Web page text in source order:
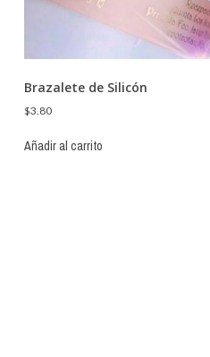
Brazalete de Silicón
$3.80
Añadir al carrito